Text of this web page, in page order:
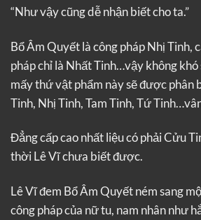
“Như vậy cũng dễ nhận biết cho ta.”
Bổ Âm Quyết là công pháp Nhị Tinh,
pháp chỉ là Nhất Tinh…vậy không khó
mấy thứ vật phẩm này sẽ được phân
Tinh, Nhị Tinh, Tam Tinh, Tứ
Đẳng cấp cao nhất liệu có phải Cửu
thời Lê Vĩ chưa biết được.
Lê Vĩ đem Bổ Âm Quyết ném sang
công pháp của nữ tu, nam nhân như